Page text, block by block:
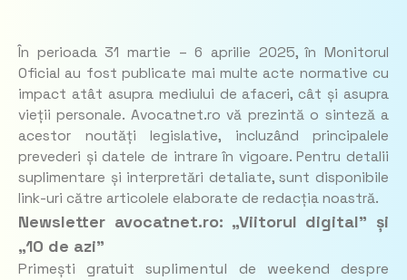
În perioada 31 martie – 6 aprilie 2025, în Monitorul
Oficial au fost publicate mai multe acte normative cu
impact atât asupra mediului de afaceri, cât și asupra
vieții personale. Avocatnet.ro vă prezintă o sinteză a
acestor noutăți legislative, incluzând principalele
prevederi și datele de intrare în vigoare. Pentru detalii
suplimentare și interpretări detaliate, sunt disponibile
link-uri către articolele elaborate de redacția noastră.
Newsletter avocatnet.ro: „Viitorul digital” și
„10 de azi”
Primești gratuit suplimentul de weekend despre